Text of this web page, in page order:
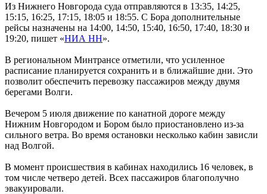
Из Нижнего Новгорода суда отправляются в 13:35, 14:25,
15:15, 16:25, 17:15, 18:05 и 18:55. С Бора дополнительные
рейсы назначены на 14:00, 14:50, 15:40, 16:50, 17:40, 18:30 и
19:20, пишет «НИА НН».
В региональном Минтрансе отметили, что усиленное
расписание планируется сохранить и в ближайшие дни. Это
позволит обеспечить перевозку пассажиров между двумя
берегами Волги.
Вечером 5 июля движение по канатной дороге между
Нижним Новгородом и Бором было приостановлено из-за
сильного ветра. Во время остановки несколько кабин зависли
над Волгой.
В момент происшествия в кабинах находились 16 человек, в
том числе четверо детей. Всех пассажиров благополучно
эвакуировали.